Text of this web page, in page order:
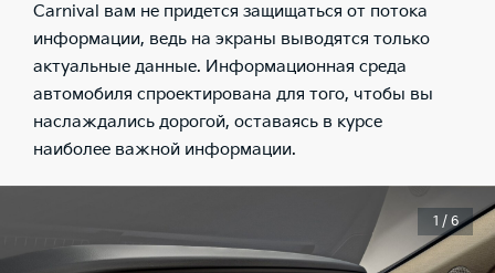
Carnival вам не придется защищаться от потока
информации, ведь на экраны выводятся только
актуальные данные. Информационная среда
автомобиля спроектирована для того, чтобы вы
наслаждались дорогой, оставаясь в курсе
наиболее важной информации.
1 / 6